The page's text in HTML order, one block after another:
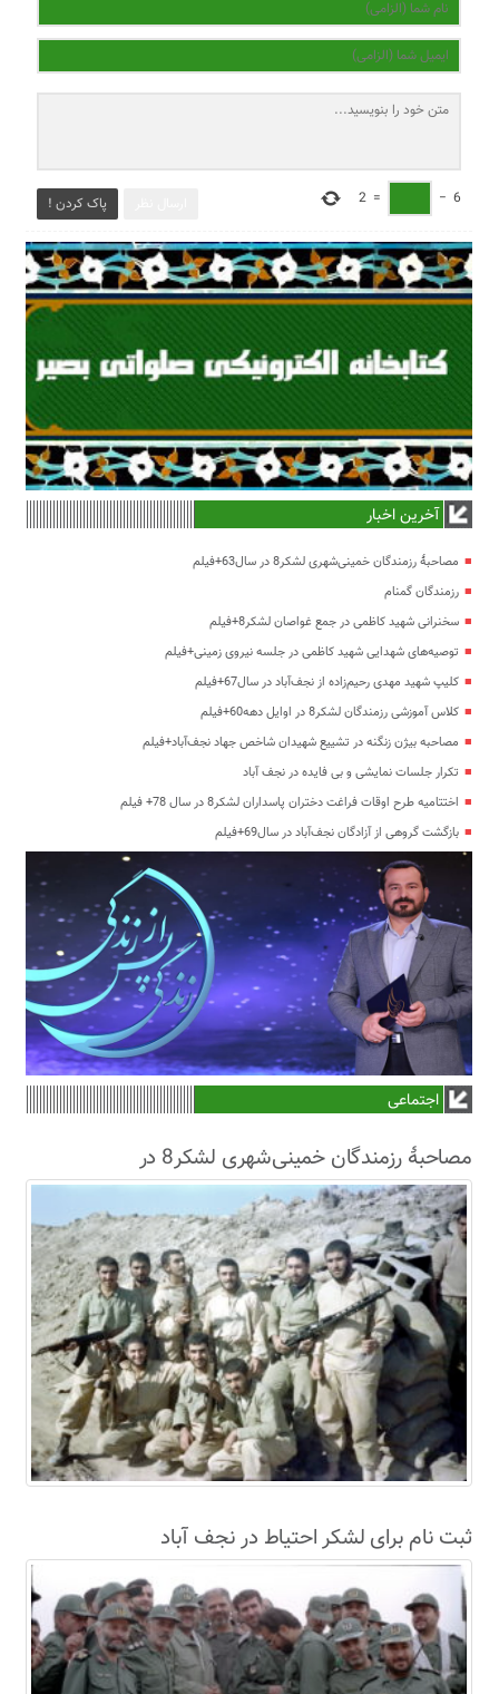
پاک کردن ! 6
−
=
2
آخرین اخبار
مصاحبۀ رزمندگان خمینی‌شهری لشکر8 در سال63+فیلم
رزمندگان گمنام
سخنرانی شهید کاظمی در جمع غواصان لشکر8+فیلم
توصیه‌های شهدایی شهید کاظمی در جلسه نیروی زمینی+فیلم
کلیپ شهید مهدی رحیم‌زاده از نجف‌آباد در سال67+فیلم
کلاس آموزشی رزمندگان لشکر8 در اوایل دهه60+فیلم
مصاحبه بیژن زنگنه در تشییع شهیدان شاخص جهاد نجف‌آباد+فیلم
تکرار جلسات نمایشی و بی فایده در نجف آباد
اختتامیه طرح اوقات فراغت دختران پاسداران لشکر8 در سال 78+ فیلم
بازگشت گروهی از آزادگان نجف‌آباد در سال69+فیلم
اجتماعی
مصاحبۀ رزمندگان خمینی‌شهری لشکر8 در
سال63+فیلم
ثبت نام برای لشکر احتیاط در نجف آباد